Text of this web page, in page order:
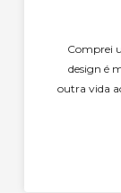
Comprei
design é
outra vida